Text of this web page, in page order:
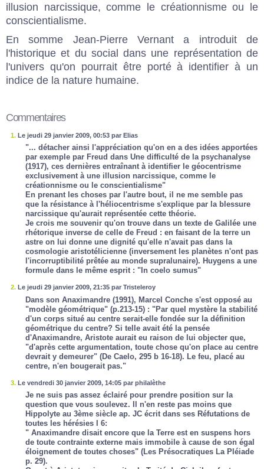
illusion narcissique, comme le créationnisme ou le
conscientialisme.
En somme Jean-Pierre Vernant a introduit de
l'historique et du social dans une représentation de
l'univers qu'on pourrait être porté à identifier à un
indice de la nature humaine.
Commentaires
1. Le jeudi 29 janvier 2009, 00:53 par Elias
"... détacher ainsi l'appréciation qu'on en a des idées apportées
par exemple par Freud dans Une difficulté de la psychanalyse
(1917), ces dernières entraînant à identifier le géocentrisme
exclusivement à une illusion narcissique, comme le
créationnisme ou le conscientialisme"
En prenant les choses par l'autre bout, il ne me semble pas
que la résistance à l'héliocentrisme s'explique par la blessure
narcissique qu'aurait représentée cette théorie.
Je crois me souvenir qu'on trouve dans un texte de Galilée une
rhétorique inverse de celle de Freud : en faisant de la terre un
astre on lui donne une dignité qu'elle n'avait pas dans la
cosmologie aristotélicienne (inversement les planètes n'ont pas
l'incorruptibilité prêtée au monde supralunaire). Huygens a une
formule dans le même esprit : "In coelo sumus"
2. Le jeudi 29 janvier 2009, 21:35 par Tristeleroy
Dans son Anaximandre (1991), Marcel Conche s'est opposé au
"modèle géométrique" (p.213-15) : "Par quel mystère la stabilité
d'un corps situé au centre serait-elle fondée sur la définition
géométrique du centre? Si telle avait été la pensée
d'Anaximandre, Aristote aurait eu raison de lui objecter que,
"d'après cette argumentation, toute chose qu'on place au centre
devrait y demeurer" (De Caelo, 295 b 16-18). Le feu, placé au
centre, n'en bougerait pas."
3. Le vendredi 30 janvier 2009, 14:05 par philalèthe
Je ne suis pas assez éclairé pour prendre position sur la
question que vous soulevez. Il n'en reste pas moins que
Hippolyte au 3ème siècle ap. JC écrit dans ses Réfutations de
toutes les hérésiesI 6:
" Anaximandre disait encore que la Terre est en suspens hors
de toute contrainte externe mais immobile à cause de son égal
éloignement de toutes choses" (Les PrésocratiquesLa Pléiade
p. 29).